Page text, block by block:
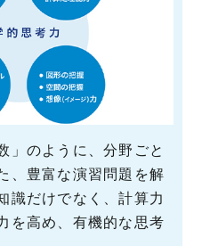
」のように、分野ごと
、豊富な演習問題を解
識だけでなく、計算力
を高め、有機的な思考